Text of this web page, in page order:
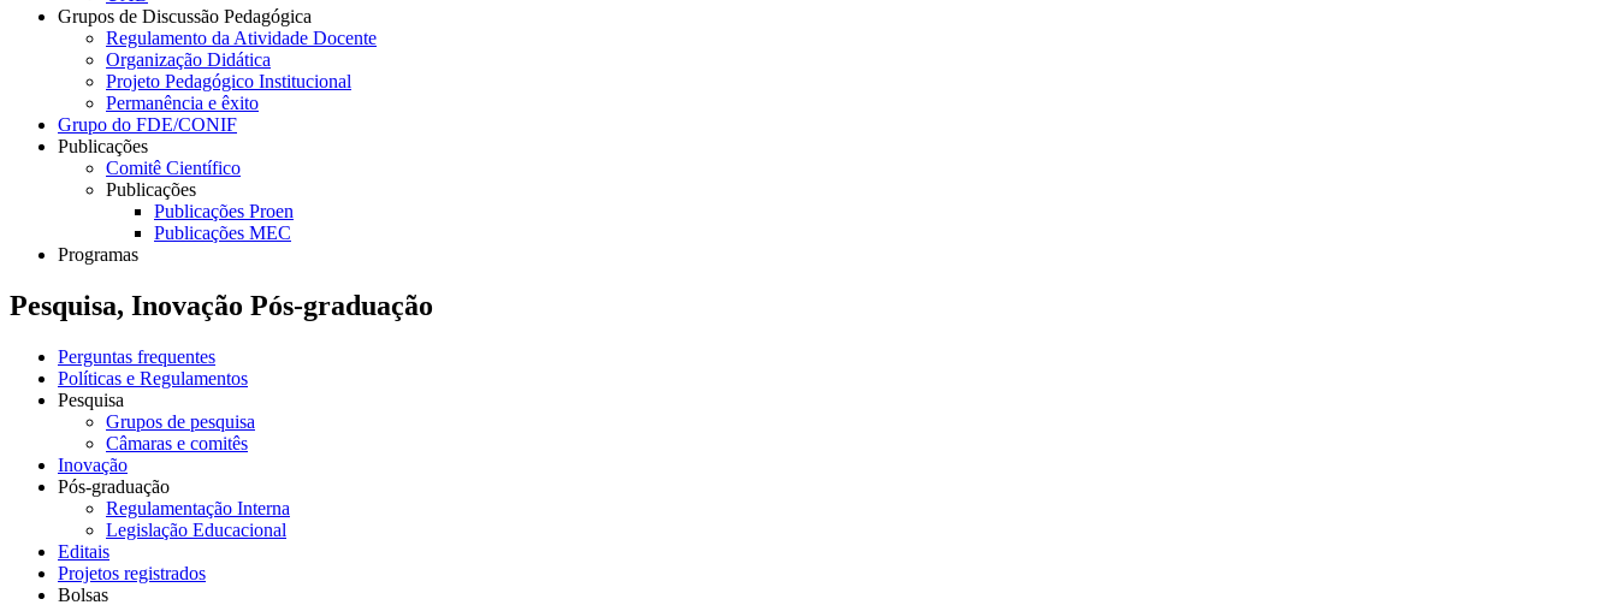
Grupos de Discussão Pedagógica
Regulamento da Atividade Docente
Organização Didática
Projeto Pedagógico Institucional
Permanência e êxito
Grupo do FDE/CONIF
Publicações
Comitê Científico
Publicações
Publicações Proen
Publicações MEC
Programas
Pesquisa, Inovação Pós-graduação
Perguntas frequentes
Políticas e Regulamentos
Pesquisa
Grupos de pesquisa
Câmaras e comitês
Inovação
Pós-graduação
Regulamentação Interna
Legislação Educacional
Editais
Projetos registrados
Bolsas